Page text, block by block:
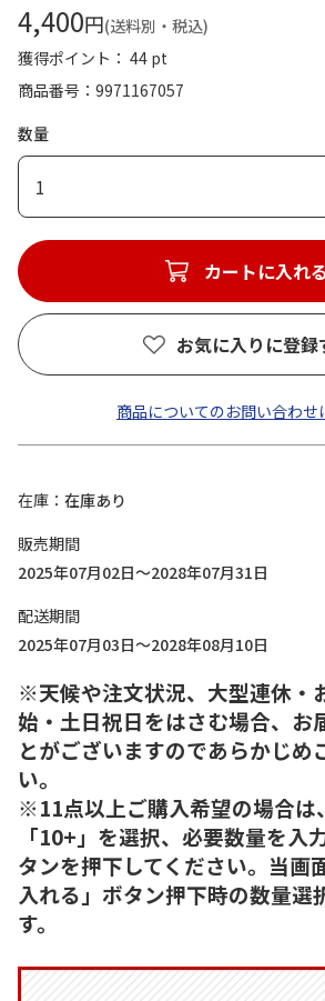
4,400円(送料別・税込)
獲得ポイント： 44 pt
商品番号
9971167057
数量
1
カートに入れる
お気に入りに登録
商品についてのお問い合わせ
在庫
在庫あり
販売期間
2025年07月02日～2028年07月31日
配送期間
2025年07月03日～2028年08月10日
※天候や注文状況、大型連休・
始・土日祝日をはさむ場合、お
とがございますのであらかじめ
い。
※11点以上ご購入希望の場合は
「10+」を選択、必要数量を入
タンを押下してください。当画
入れる」ボタン押下時の数量選
す。